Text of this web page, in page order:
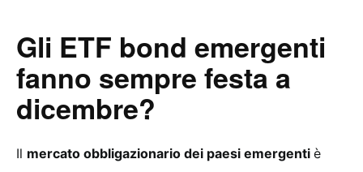
Gli ETF bond emergenti
fanno sempre festa a
dicembre?
Il mercato obbligazionario dei paesi emergenti è